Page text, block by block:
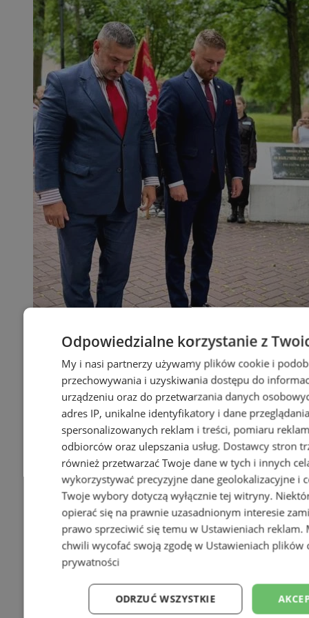
Odpowiedzialne korzystanie z
My i nasi partnerzy używamy plików cookie i
przechowywania i uzyskiwania dostępu do
urządzeniu oraz do przetwarzania danych
adres IP, unikalne identyfikatory i dane
spersonalizowanych reklam i treści, pomiaru
odbiorców oraz ulepszania usług. Dostawcy stron
również przetwarzać Twoje dane w tych i innych
wykorzystywać precyzyjne dane geolokalizacyjne i
Twoje wybory dotyczą wyłącznie tej witryny.
opierać się na prawnie uzasadnionym interesie
prawo sprzeciwić się temu w Ustawieniach reklam.
chwili wycofać swoją zgodę w Ustawieniach plików
prywatności
ODRZUĆ WSZYSTKIE